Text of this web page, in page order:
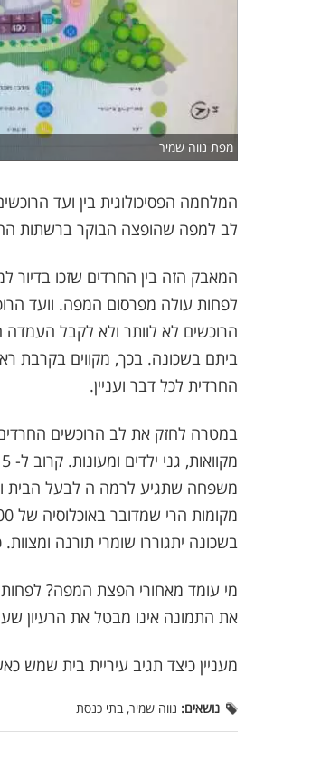
מפת נווה שמיר
המלחמה הפסיכולוגית בין ועד
לב למפה שהופצה הבוקר ברשתות
המאבק הזה בין החרדים שזכו
לפחות עולה מפרסום המפה. וועד
הרוכשים לא לוותר ולא לקבל העמדה
ביתם בשכונה. בכך, מקווים בקרבת
החרדית לכל דבר ועניין.
במטרה לחזק את לב הרוכשים
בשכונה יתגוררו שומרי תורנה
מי עומד מאחורי הפצת המפה?
את התמונה אינו מבטל את הרעיון
מעניין כיצד תגיב עיריית בית שמש
נושאים: נווה שמיר, בתי כנסת